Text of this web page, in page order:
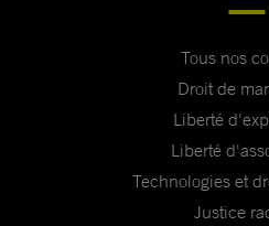
Tous nos
Droit de
Liberté
Liberté
Technologies et
Justice